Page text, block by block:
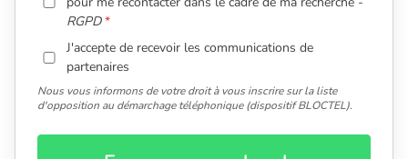
RGPD
J'accepte de recevoir les communications de
partenaires
Nous vous informons de votre droit à vous inscrire sur la liste
d'opposition au démarchage téléphonique (dispositif BLOCTEL).